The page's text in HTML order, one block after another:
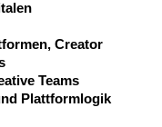
Creator
Teams
Plattformlogik